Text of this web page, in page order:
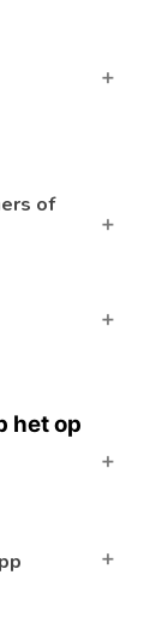
of
het op